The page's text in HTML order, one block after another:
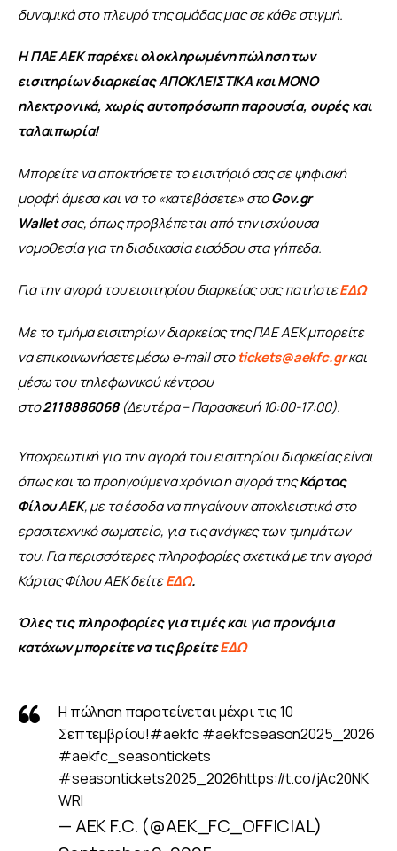
δυναμικά στο πλευρό της ομάδας μας σε κάθε στιγμή.
Η ΠΑΕ ΑΕΚ παρέχει ολοκληρωμένη πώληση των
εισιτηρίων διαρκείας ΑΠΟΚΛΕΙΣΤΙΚΑ και ΜΟΝΟ
ηλεκτρονικά, χωρίς αυτοπρόσωπη παρουσία, ουρές και
ταλαιπωρία!
Μπορείτε να αποκτήσετε το εισιτήριό σας σε ψηφιακή
μορφή άμεσα και να το «κατεβάσετε» στο Gov.gr
Wallet σας, όπως προβλέπεται από την ισχύουσα
νομοθεσία για τη διαδικασία εισόδου στα γήπεδα.
Για την αγορά του εισιτηρίου διαρκείας σας πατήστε ΕΔΩ
Με το τμήμα εισιτηρίων διαρκείας της ΠΑΕ ΑΕΚ μπορείτε
να επικοινωνήσετε μέσω e-mail στο tickets@aekfc.gr και
μέσω του τηλεφωνικού κέντρου
στο 2118886068 (Δευτέρα – Παρασκευή 10:00-17:00).
Υποχρεωτική για την αγορά του εισιτηρίου διαρκείας είναι
όπως και τα προηγούμενα χρόνια η αγορά της Κάρτας
Φίλου ΑΕΚ, με τα έσοδα να πηγαίνουν αποκλειστικά στο
ερασιτεχνικό σωματείο, για τις ανάγκες των τμημάτων
του. Για περισσότερες πληροφορίες σχετικά με την αγορά
Κάρτας Φίλου ΑΕΚ δείτε ΕΔΩ.
Όλες τις πληροφορίες για τιμές και για προνόμια
κατόχων μπορείτε να τις βρείτε ΕΔΩ
Η πώληση παρατείνεται μέχρι τις 10
Σεπτεμβρίου!#aekfc#aekfcseason2025_2026
#aekfc_seasontickets
#seasontickets2025_2026https://t.co/jAc20NK
WRl
— AEK F.C. (@AEK_FC_OFFICIAL)